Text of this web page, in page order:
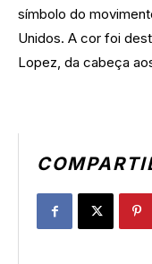
símbolo do
Unidos. A cor foi
Lopez, da cabeça